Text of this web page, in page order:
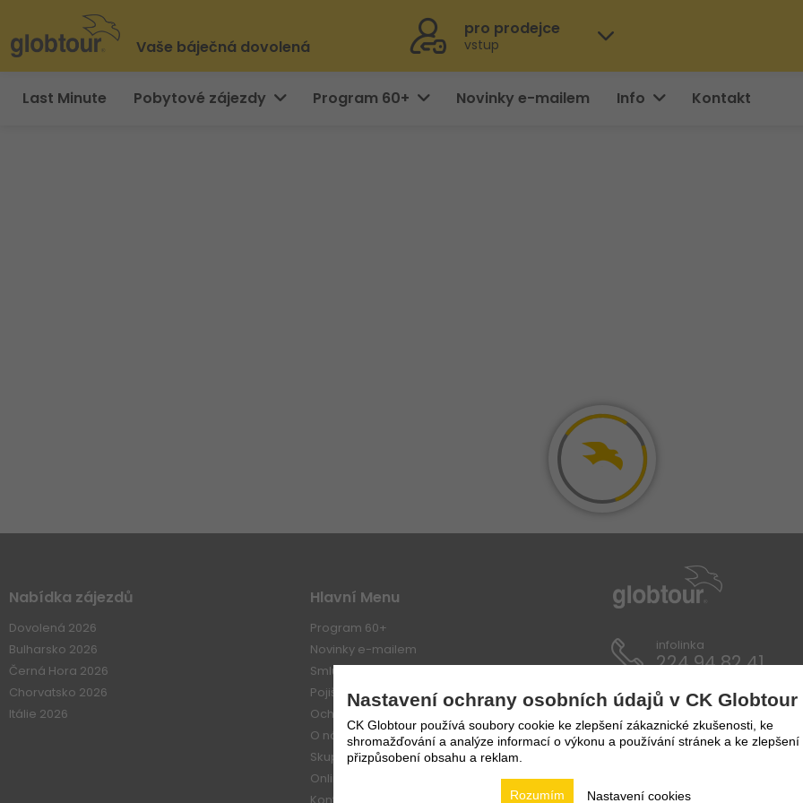
Vaše báječná dovolená
pro prodejce
vstup
Last Minute Pobytové zájezdy Program 60+ Novinky e-mailem Info Kontakt
Nabídka zájezdů
Dovolená 2026
Bulharsko 2026
Černá Hora 2026
Chorvatsko 2026
Itálie 2026
Hlavní Menu
Program 60+
Novinky e-mailem
Smluvní vztahy
Pojištení
Ochrana osobních údajů
O nás
Skupiny
Online platba
infolinka
224 94 82 41
Nastavení ochrany osobních údajů v CK Globtour
CK Globtour používá soubory cookie ke zlepšení zákaznické zkušenosti, ke
shromažďování a analýze informací o výkonu a používání stránek a ke zlepšení
přizpůsobení obsahu a reklam.
Nastavení cookies
Rozumím